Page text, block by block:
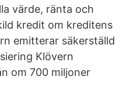
värde, ränta och
kredit om kreditens
emitterar säkerställd
Klövern
om 700 miljoner